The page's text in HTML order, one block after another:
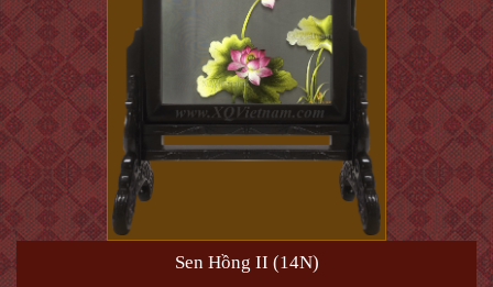
Sen Hồng II (14N)